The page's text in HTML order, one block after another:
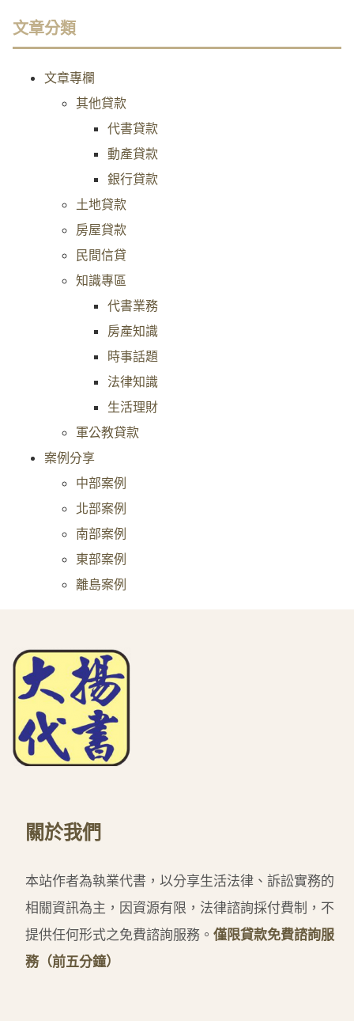
文章分類
文章專欄
其他貸款
代書貸款
動產貸款
銀行貸款
土地貸款
房屋貸款
民間信貸
知識專區
代書業務
房產知識
時事話題
法律知識
生活理財
軍公教貸款
案例分享
中部案例
北部案例
南部案例
東部案例
離島案例
關於我們
本站作者為執業代書，以分享生活法律、訴訟實務的
相關資訊為主，因資源有限，法律諮詢採付費制，不
提供任何形式之免費諮詢服務。 僅限貸款免費諮詢服
務（前五分鐘）